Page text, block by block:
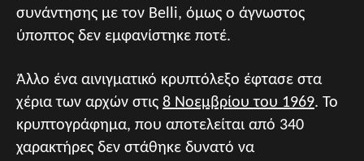
συνάντησης με τον Belli, όμως ο άγνωστος
ύποπτος δεν εμφανίστηκε ποτέ.
Άλλο ένα αινιγματικό κρυπτόλεξο έφτασε στα
χέρια των αρχών στις 8 Νοεμβρίου του 1969. Το
κρυπτογράφημα, που αποτελείται από 340
χαρακτήρες δεν στάθηκε δυνατό να